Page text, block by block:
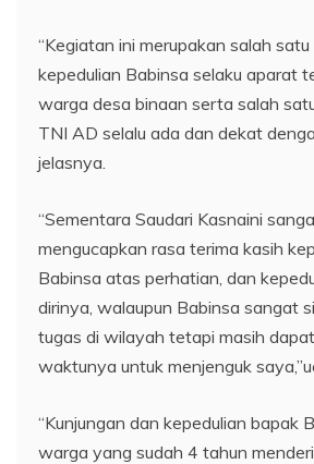
“Kegiatan ini merupakan salah
kepedulian Babinsa selaku aparat
warga desa binaan serta salah
TNI AD selalu ada dan dekat
jelasnya.
“Sementara Saudari Kasnaini
mengucapkan rasa terima kasih
Babinsa atas perhatian, dan
dirinya, walaupun Babinsa sangat
tugas di wilayah tetapi masih
waktunya untuk menjenguk
“Kunjungan dan kepedulian bapak
warga yang sudah 4 tahun